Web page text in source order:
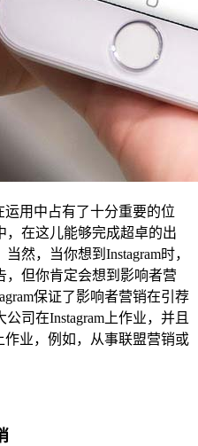
运用中占有了十分重要的位
，在这儿能够完成超卓的出
然，当你想到Instagram时，
，但你肯定会想到影响者营
保证了影响者营销在引荐
司在Instagram上作业，并且
作业，例如，从事联盟营销或